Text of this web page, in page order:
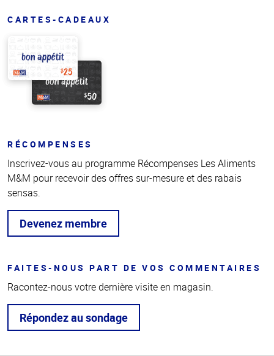
CARTES-CADEAUX
RÉCOMPENSES
Inscrivez-vous au programme Récompenses Les Aliments
M&M pour recevoir des offres sur-mesure et des rabais
sensas.
Devenez membre
FAITES-NOUS PART DE VOS COMMENTAIRES
Racontez-nous votre dernière visite en magasin.
Répondez au sondage